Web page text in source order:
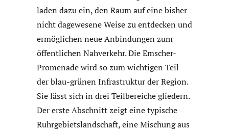
laden dazu ein, den Raum auf eine bisher
nicht dagewesene Weise zu entdecken und
ermöglichen neue Anbindungen zum
öffentlichen Nahverkehr. Die Emscher-
Promenade wird so zum wichtigen Teil
der blau-grünen Infrastruktur der Region.
Sie lässt sich in drei Teilbereiche gliedern.
Der erste Abschnitt zeigt eine typische
Ruhrgebietslandschaft, eine Mischung aus